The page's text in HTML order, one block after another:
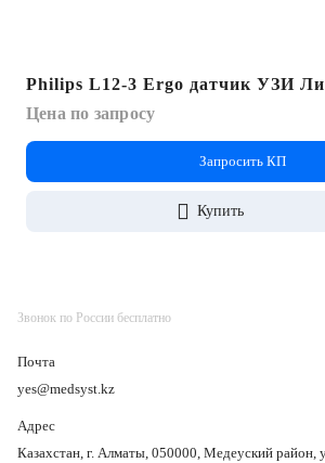
Philips L12-3 Ergo датчик УЗИ
Цена по запросу
Запросить КП
Купить
Звонок по России бесплатно
Почта
yes@medsyst.kz
Адрес
Казахстан, г. Алматы, 050000, Медеуский район,